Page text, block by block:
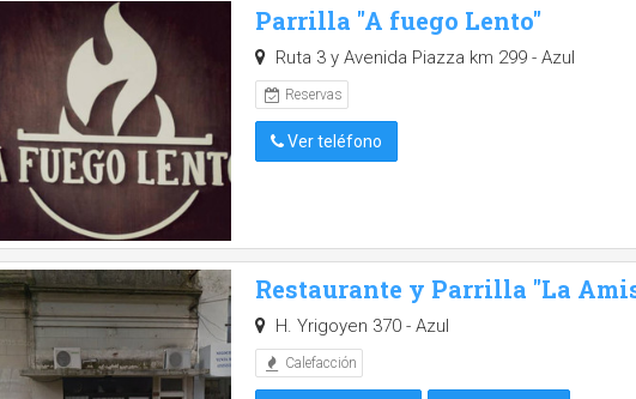
Parrilla "A fuego Lento"
Ruta 3 y Avenida Piazza km 299 - Azul
Reservas
Ver teléfono
Restaurante y Parrilla "La
H. Yrigoyen 370 - Azul
Calefacción